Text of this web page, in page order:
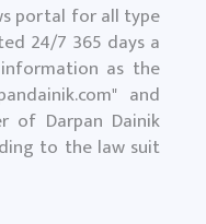
portal for all type
24/7 365 days a
as the
" and
of Darpan Dainik
to the law suit